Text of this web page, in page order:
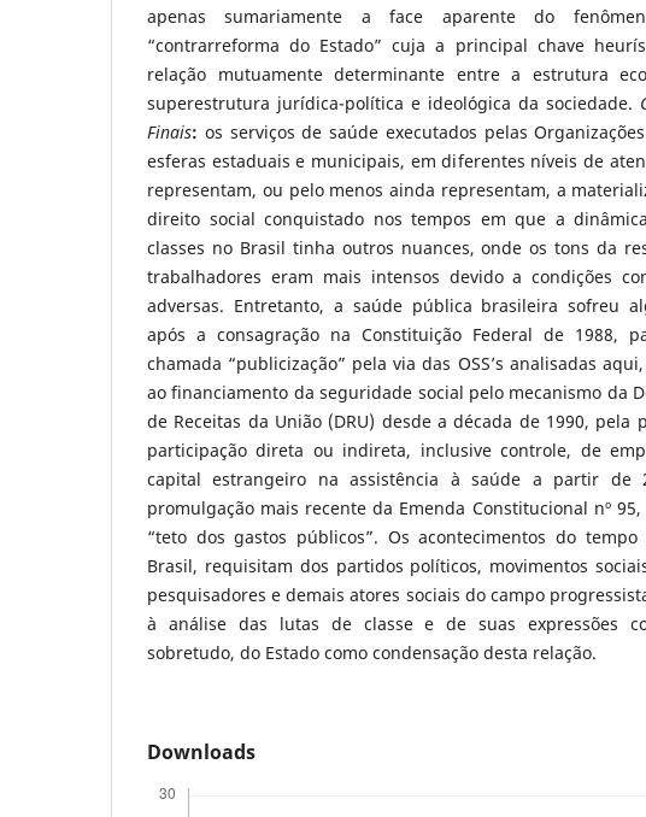
apenas sumariamente a face aparente do
“contrarreforma do Estado” cuja a principal chave
relação mutuamente determinante entre a estrutura
superestrutura jurídica-política e ideológica da sociedade.
Finais: os serviços de saúde executados pelas
esferas estaduais e municipais, em diferentes níveis de
representam, ou pelo menos ainda representam, a
direito social conquistado nos tempos em que a
classes no Brasil tinha outros nuances, onde os tons da
trabalhadores eram mais intensos devido a condições
adversas. Entretanto, a saúde pública brasileira sofreu
após a consagração na Constituição Federal de 1988,
chamada “publicização” pela via das OSS’s analisadas
ao financiamento da seguridade social pelo mecanismo da
de Receitas da União (DRU) desde a década de 1990, pela
participação direta ou indireta, inclusive controle, de
capital estrangeiro na assistência à saúde a partir de
promulgação mais recente da Emenda Constitucional nº
“teto dos gastos públicos”. Os acontecimentos do
Brasil, requisitam dos partidos políticos, movimentos
pesquisadores e demais atores sociais do campo
à análise das lutas de classe e de suas expressões
sobretudo, do Estado como condensação desta relação.
Downloads